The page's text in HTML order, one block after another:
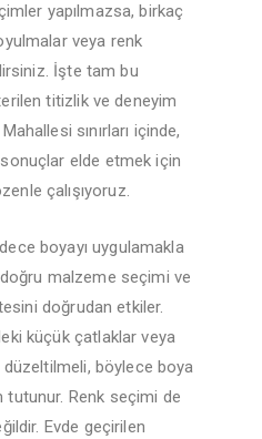
yapılmazsa, birkaç
veya renk
İşte tam bu
titizlik ve deneyim
sınırları içinde,
elde etmek için
çalışıyoruz.
boyayı uygulamakla
doğru malzeme seçimi ve
doğrudan etkiler.
küçük çatlaklar veya
böylece boya
tutunur. Renk seçimi de
Evde geçirilen